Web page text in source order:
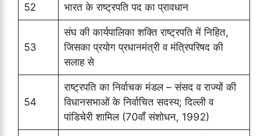
52 भारत के राष्ट्रपति पद का प्रावधान
53
संघ की कार्यपालिका शक्ति राष्ट्रपति में निहित,
जिसका प्रयोग प्रधानमंत्री व मंत्रिपरिषद की
सलाह से
54
राष्ट्रपति का निर्वाचक मंडल – संसद व राज्यों की
विधानसभाओं के निर्वाचित सदस्य; दिल्ली व
पांडिचेरी शामिल (70वाँ संशोधन, 1992)